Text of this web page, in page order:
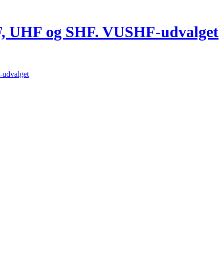
UHF og SHF. VUSHF-udvalget